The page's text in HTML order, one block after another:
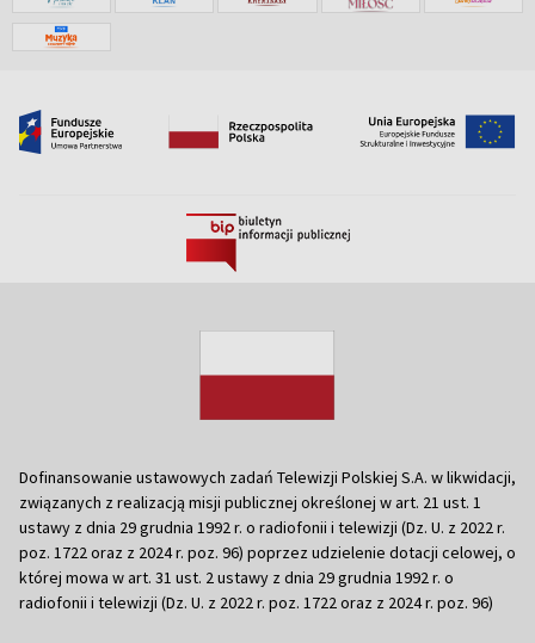
Dofinansowanie ustawowych zadań Telewizji Polskiej S.A. w likwidacji,
związanych z realizacją misji publicznej określonej w art. 21 ust. 1
ustawy z dnia 29 grudnia 1992 r. o radiofonii i telewizji (Dz. U. z 2022 r.
poz. 1722 oraz z 2024 r. poz. 96) poprzez udzielenie dotacji celowej, o
której mowa w art. 31 ust. 2 ustawy z dnia 29 grudnia 1992 r. o
radiofonii i telewizji (Dz. U. z 2022 r. poz. 1722 oraz z 2024 r. poz. 96)